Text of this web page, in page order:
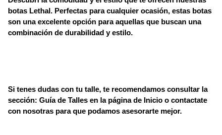
botas Lethal. Perfectas para cualquier ocasión, estas botas
son una excelente opción para aquellas que buscan una
combinación de durabilidad y estilo.
Si tenes dudas con tu talle, te recomendamos consultar la
sección: Guía de Talles en la página de Inicio o contactate
con nosotras para que podamos asesorarte mejor.